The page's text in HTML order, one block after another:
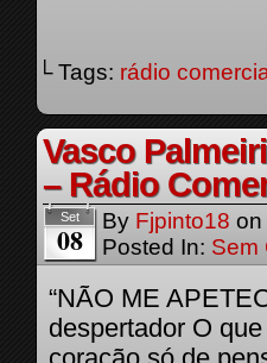
└ Tags: rádio
Vasco
– Rádio
Set
08 By Fjpinto18 on
Posted In: Sem
“NÃO ME
despertador O